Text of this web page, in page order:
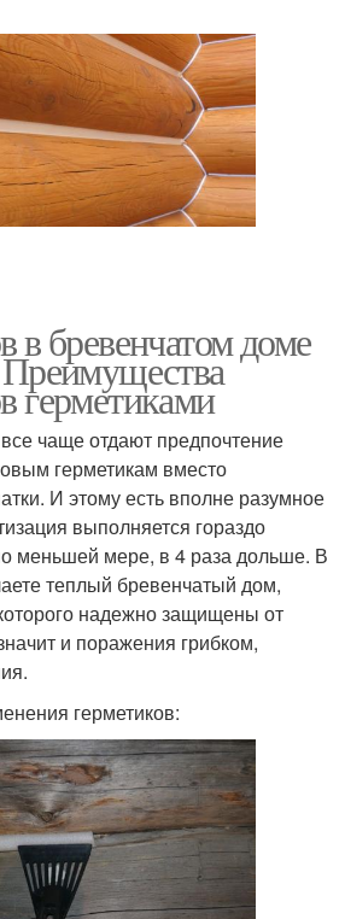
в бревенчатом доме
герметиками
чаще отдают предпочтение
герметикам вместо
И этому есть вполне разумное
выполняется гораздо
меньшей мере, в 4 раза дольше. В
теплый бревенчатый дом,
надежно защищены от
и поражения грибком,
герметиков: